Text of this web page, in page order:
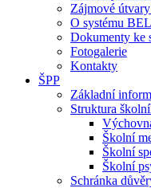
Zájmové
O systému
Dokumenty ke
Fotogalerie
Kontakty
ŠPP
Základní
Struktura
Školní
Školní
Školní
Schránka